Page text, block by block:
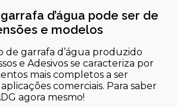
d’água pode ser de
e modelos
de garrafa d’água produzido
e Adesivos se caracteriza por
mais completos a ser
comerciais. Para saber
agora mesmo!